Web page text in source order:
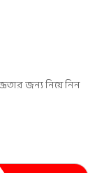
জন্য নিয়ে নিন